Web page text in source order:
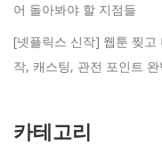
어 돌아봐야 할 지점들
[넷플릭스 신작] 웹툰 찢고
작, 캐스팅, 관전 포인트 완
카테고리